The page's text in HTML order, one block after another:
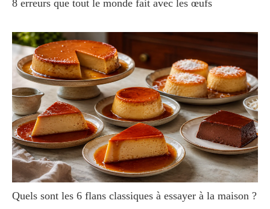
8 erreurs que tout le monde fait avec les œufs
Quels sont les 6 flans classiques à essayer à la maison ?